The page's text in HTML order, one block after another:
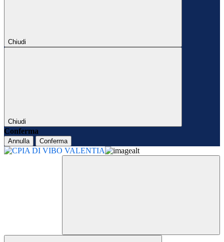
Chiudi
Chiudi
Conferma
Annulla Conferma